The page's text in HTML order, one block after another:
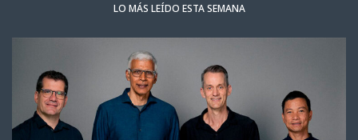
LO MÁS LEÍDO ESTA SEMANA